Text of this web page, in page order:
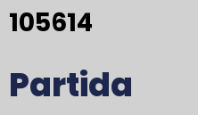
105614
Partida